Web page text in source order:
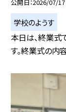
公開日 2026/07/17
学校のようす
本日は、終業式
す。終業式の内